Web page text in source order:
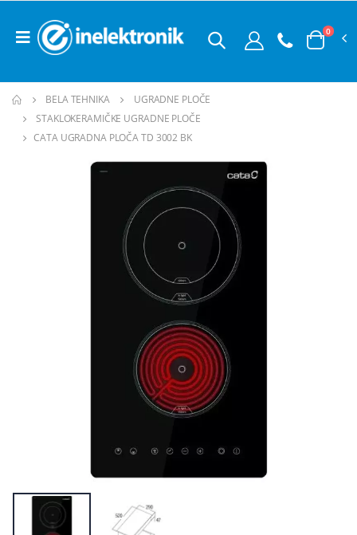
0
BELA TEHNIKA
UGRADNE PLOČE
STAKLOKERAMIČKE UGRADNE PLOČE
CATA UGRADNA PLOČA TD 3002 BK